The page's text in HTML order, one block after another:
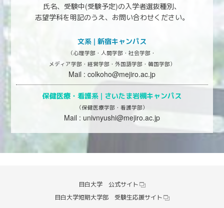
氏名、受験中(受験予定)の入学者選抜種別、
志望学科を明記のうえ、お問い合わせください。
文系 | 新宿キャンパス
（心理学部・人間学部・社会学部・
メディア学部・経営学部・外国語学部・韓国学部）
Mail : colkoho@mejiro.ac.jp
保健医療・看護系 | さいたま岩槻キャンパス
（保健医療学部・看護学部）
Mail : univnyushi@mejiro.ac.jp
目白大学 公式サイト
目白大学短期大学部 受験生応援サイト